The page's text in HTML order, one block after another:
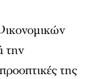
την
της